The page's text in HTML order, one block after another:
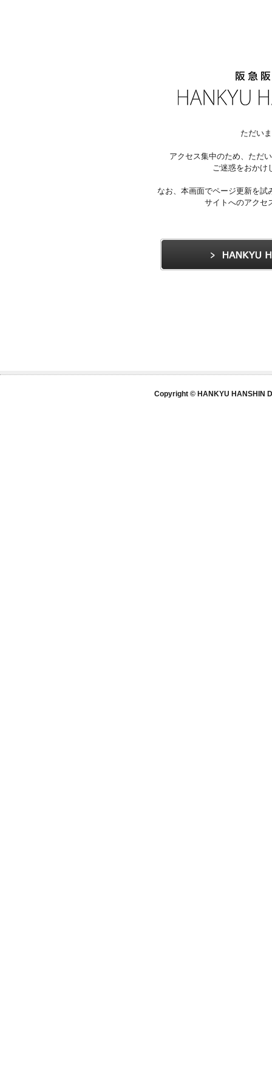
ただい
アクセス集中のため、ただ
ご迷惑をおかけ
なお、本画面でページ更新を
サイトへのアクセ
Copyright © HANKYU HANSHIN